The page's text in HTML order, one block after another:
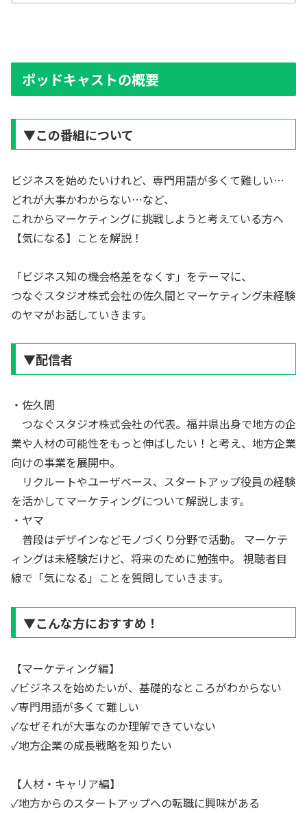
ポッドキャストの概要
▼この番組について
ビジネスを始めたいけれど、専門用語が多くて難しい…
どれが大事かわからない…など、
これからマーケティングに挑戦しようと考えている方へ
【気になる】ことを解説！
「ビジネス知の機会格差をなくす」をテーマに、
つなぐスタジオ株式会社の佐久間とマーケティング未経験
のヤマがお話していきます。
▼配信者
・佐久間
つなぐスタジオ株式会社の代表。福井県出身で地方の企
業や人材の可能性をもっと伸ばしたい！と考え、地方企業
向けの事業を展開中。
リクルートやユーザベース、スタートアップ役員の経験
を活かしてマーケティングについて解説します。
・ヤマ
普段はデザインなどモノづくり分野で活動。 マーケテ
ィングは未経験だけど、将来のために勉強中。 視聴者目
線で「気になる」ことを質問していきます。
▼こんな方におすすめ！
【マーケティング編】
✓ビジネスを始めたいが、基礎的なところがわからない
✓専門用語が多くて難しい
✓なぜそれが大事なのか理解できていない
✓地方企業の成長戦略を知りたい
【人材・キャリア編】
✓地方からのスタートアップへの転職に興味がある